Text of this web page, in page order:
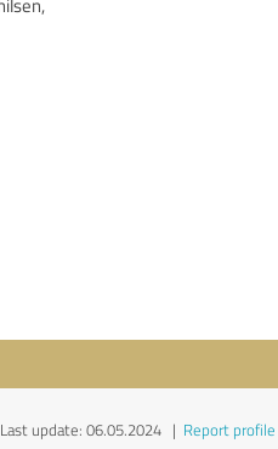
Last update: 06.05.2024 | Report profile